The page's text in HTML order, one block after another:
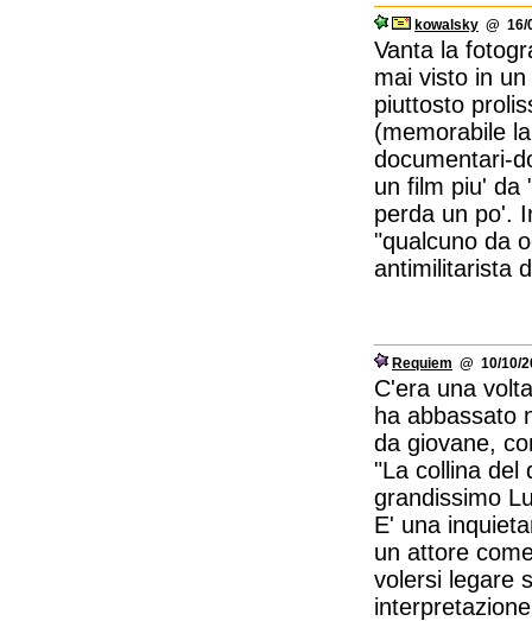
kowalsky @ 16/
Vanta la
mai visto in
piuttosto
(memorabile
documentari-
un film piu' da
perda un po'.
"qualcuno da
antimilitarista
Requiem @ 10/10/
C'era una
ha abbassato
da giovane,
"La collina del
grandissimo
E' una
un attore
volersi legare